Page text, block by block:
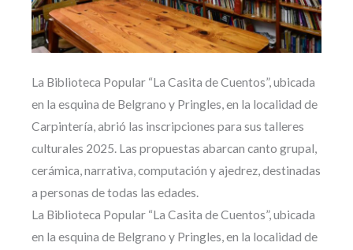
La Biblioteca Popular “La Casita de Cuentos”, ubicada
en la esquina de Belgrano y Pringles, en la localidad de
Carpintería, abrió las inscripciones para sus talleres
culturales 2025. Las propuestas abarcan canto grupal,
cerámica, narrativa, computación y ajedrez, destinadas
a personas de todas las edades.
La Biblioteca Popular “La Casita de Cuentos”, ubicada
en la esquina de Belgrano y Pringles, en la localidad de